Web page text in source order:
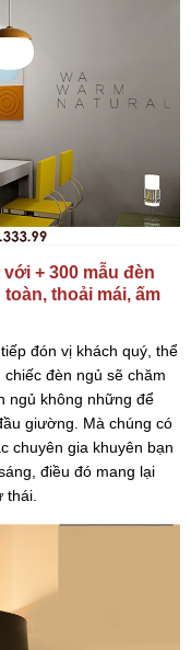
+ 300 mẫu đèn
thoải mái, ấm
đón vị khách quý, thể
đèn ngủ sẽ chăm
ngủ không những để
giường. Mà chúng có
chuyên gia khuyên bạn
điều đó mang lại
thái.